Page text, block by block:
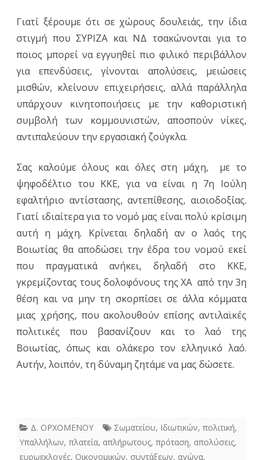
Γιατί ξέρουμε ότι σε χώρους δουλειάς, την ίδια
στιγμή που ΣΥΡΙΖΑ και ΝΔ τσακώνονται για το
ποιος μπορεί να εγγυηθεί πιο φιλικό περιβάλλον
για επενδύσεις, γίνονται απολύσεις, μειώσεις
μισθών, κλείνουν επιχειρήσεις, αλλά παράλληλα
υπάρχουν κινητοποιήσεις με την καθοριστική
συμβολή των κομμουνιστών, αποσπούν νίκες,
αντιπαλεύουν την εργασιακή ζούγκλα.
Σας καλούμε όλους και όλες στη μάχη, με το
ψηφοδέλτιο του ΚΚΕ, για να είναι η 7η Ιούλη
εφαλτήριο αντίστασης, αντεπίθεσης, αισιοδοξίας.
Γιατί ιδιαίτερα για το νομό μας είναι πολύ κρίσιμη
αυτή η μάχη. Κρίνεται δηλαδή αν ο λαός της
Βοιωτίας θα αποδώσει την έδρα του νομού εκεί
που πραγματικά ανήκει, δηλαδή στο ΚΚΕ,
γκρεμίζοντας τους δολοφόνους της ΧΑ από την 3η
θέση και να μην τη σκορπίσει σε άλλα κόμματα
μιας χρήσης, που ακολουθούν επίσης αντιλαϊκές
πολιτικές που βασανίζουν και το λαό της
Βοιωτίας, όπως και ολάκερο τον ελληνικό λαό.
Αυτήν, λοιπόν, τη δύναμη ζητάμε να μας δώσετε.
Δ. ΟΡΧΟΜΕΝΟΥ Σωματείου, Ιδιωτικών, πολιτική,
Υπαλλήλων, πλατεία, απλήρωτους, πρόταση, απολύσεις,
ευρωεκλογές, Οικονομικών, συντάξεων, αγώνα,